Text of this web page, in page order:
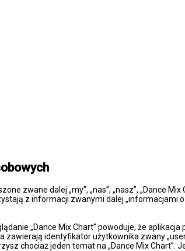
zwane dalej „my”, „nas”, „nasz”, „Dance
z informacji zwanymi dalej
„Dance Mix Chart” powoduje, że
identyfikator użytkownika zwany
chociaż jeden temat na „Dance Mix